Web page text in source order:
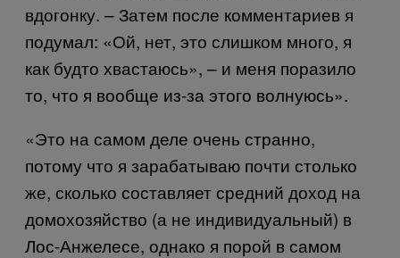
вдогонку. – Затем после комментариев я
подумал: «Ой, нет, это слишком много, я
как будто хвастаюсь», – и меня поразило
то, что я вообще из-за этого волнуюсь».
«Это на самом деле очень странно,
потому что я зарабатываю почти столько
же, сколько составляет средний доход на
домохозяйство (а не индивидуальный) в
Лос-Анжелесе, однако я порой в самом